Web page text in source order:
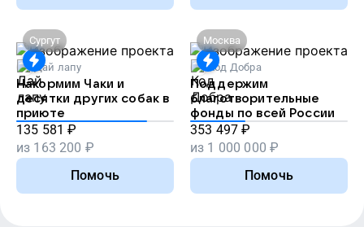
Сургут
Дай лапу
Накормим Чаки и
десятки других собак в
приюте
135 581 ₽
из 163 200 ₽
Помочь
Москва
Код Добра
Поддержим
благотворительные
фонды по всей России
353 497 ₽
из 1 000 000 ₽
Помочь